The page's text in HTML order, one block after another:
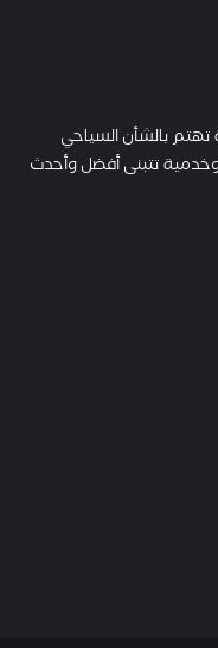
بالشأن السياحي
تتبنى أفضل وأحدث